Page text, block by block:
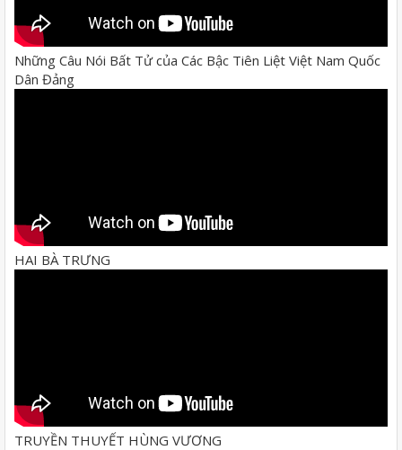
Những Câu Nói Bất Tử của Các Bậc Tiên Liệt Việt Nam Quốc
Dân Đảng
HAI BÀ TRƯNG
TRUYỀN THUYẾT HÙNG VƯƠNG